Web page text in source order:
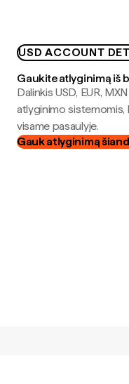
USD ACCOUNT
Gaukite atlyginimą iš
Dalinkis USD, EUR,
atlyginimo
visame pasaulyje.
Gauk atlyginimą